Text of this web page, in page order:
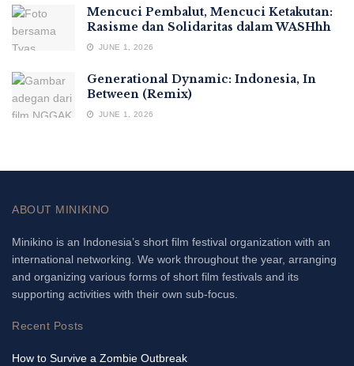
Mencuci Pembalut, Mencuci Ketakutan:
Rasisme dan Solidaritas dalam WASHhh
JUNE 1, 2026
Generational Dynamic: Indonesia, In
Between (Remix)
JUNE 1, 2026
ABOUT MINIKINO
Minikino is an Indonesia’s short film festival organization with an
international networking. We work throughout the year, arranging
and organizing various forms of short film festivals and its
supporting activities with their own sub-focus.
Recent Posts
How to Survive a Zombie Outbreak